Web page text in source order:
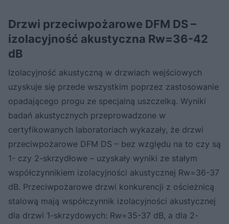
Drzwi przeciwpożarowe DFM DS –
izolacyjność akustyczna Rw=36-42
dB
Izolacyjność akustyczną w drzwiach wejściowych
uzyskuje się przede wszystkim poprzez zastosowanie
opadającego progu ze specjalną uszczelką. Wyniki
badań akustycznych przeprowadzone w
certyfikowanych laboratoriach wykazały, że drzwi
przeciwpożarowe DFM DS – bez względu na to czy są
1- czy 2-skrzydłowe – uzyskały wyniki ze stałym
współczynnikiem izolacyjności akustycznej Rw=36-37
dB. Przeciwpożarowe drzwi konkurencji z ościeżnicą
stalową mają współczynnik izolacyjności akustycznej
dla drzwi 1-skrzydowych: Rw=35-37 dB, a dla 2-